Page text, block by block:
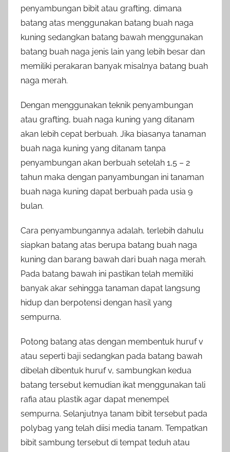
penyambungan bibit atau grafting, dimana
batang atas menggunakan batang buah naga
kuning sedangkan batang bawah menggunakan
batang buah naga jenis lain yang lebih besar dan
memiliki perakaran banyak misalnya batang buah
naga merah.
Dengan menggunakan teknik penyambungan
atau grafting, buah naga kuning yang ditanam
akan lebih cepat berbuah. Jika biasanya tanaman
buah naga kuning yang ditanam tanpa
penyambungan akan berbuah setelah 1,5 – 2
tahun maka dengan panyambungan ini tanaman
buah naga kuning dapat berbuah pada usia 9
bulan.
Cara penyambungannya adalah, terlebih dahulu
siapkan batang atas berupa batang buah naga
kuning dan barang bawah dari buah naga merah.
Pada batang bawah ini pastikan telah memiliki
banyak akar sehingga tanaman dapat langsung
hidup dan berpotensi dengan hasil yang
sempurna.
Potong batang atas dengan membentuk huruf v
atau seperti baji sedangkan pada batang bawah
dibelah dibentuk huruf v, sambungkan kedua
batang tersebut kemudian ikat menggunakan tali
rafia atau plastik agar dapat menempel
sempurna. Selanjutnya tanam bibit tersebut pada
polybag yang telah diisi media tanam. Tempatkan
bibit sambung tersebut di tempat teduh atau